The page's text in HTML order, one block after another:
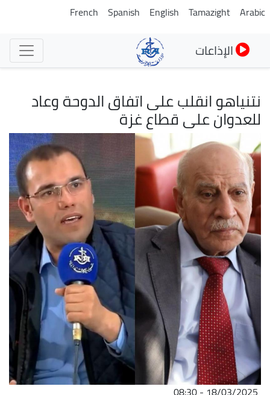
تجاوز
Arabic
Tamazight
English
Spanish
French
الإذاعات
نتنياهو انقلب على اتفاق الدوحة وعاد
للعدوان على قطاع غزة
الصورة